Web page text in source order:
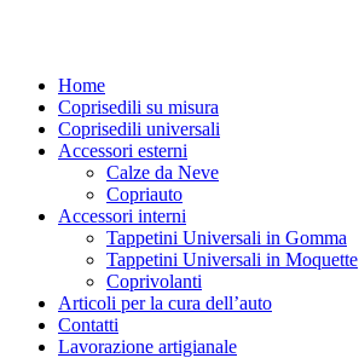
Home
Coprisedili su misura
Coprisedili universali
Accessori esterni
Calze da Neve
Copriauto
Accessori interni
Tappetini Universali in Gomma
Tappetini Universali in Moquette
Coprivolanti
Articoli per la cura dell’auto
Contatti
Lavorazione artigianale